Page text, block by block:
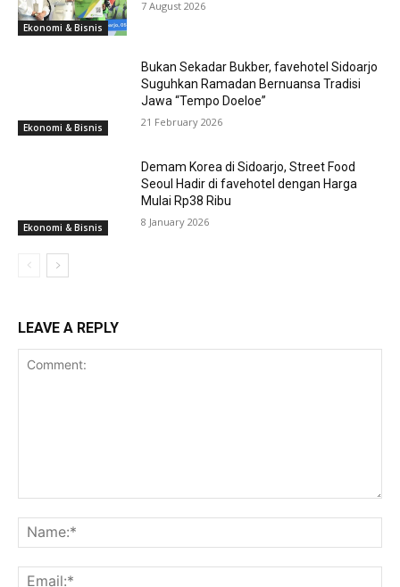
Ekonomi & Bisnis
7 August 2026
Ekonomi & Bisnis
Bukan Sekadar Bukber, favehotel Sidoarjo
Suguhkan Ramadan Bernuansa Tradisi
Jawa “Tempo Doeloe”
21 February 2026
Ekonomi & Bisnis
Demam Korea di Sidoarjo, Street Food
Seoul Hadir di favehotel dengan Harga
Mulai Rp38 Ribu
8 January 2026
LEAVE A REPLY